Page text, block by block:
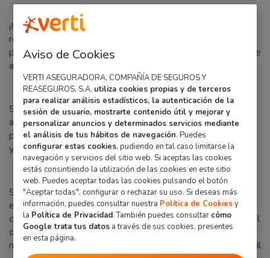
¡Hola! Somos Verti, una compañía joven y dinámica que está
revolucionando el mundo de los seguros gracias a nuestros
principios, 6 pilares básicos que hemos desarrollado en base
a nuestros valores y a nuestro ADN.
1. Mejor precio desde el principio
Siempre pensando en ti, ofrecemos el precio que más se
adapte a tu estilo de vida desde el minuto uno. Para que
pagues exactamente por lo que necesitas, ni más ni menos,
y sin renunciar a las mejores coberturas.
2. Calcular el precio es rápido y sencillo
Solo con tus datos y en menos de 2 minutos puedes saber
el precio de cualquiera de tus seguros. Porque pensamos
que el mundo de los seguros no debe ser ni aburrido ni difícil
de entender. Además, para saber tu precio, te pedimos que
nos facilites obligatoriamente tu DNI y tu dirección de e-mail
Aviso de Cookies
VERTI ASEGURADORA, COMPAÑÍA DE SEGUROS Y
REASEGUROS, S.A. utiliza cookies propias y de terceros
para realizar análisis estadísticos, la autenticación de la
sesión de usuario, mostrarte contenido útil y mejorar y
personalizar anuncios y determinados servicios mediante
el análisis de tus hábitos de navegación. Puedes
configurar estas cookies, pudiendo en tal caso limitarse la
navegación y servicios del sitio web. Si aceptas las cookies
estás consintiendo la utilización de las cookies en este sitio
web. Puedes aceptar todas las cookies pulsando el botón
"Aceptar todas", configurar o rechazar su uso. Si deseas más
información, puedes consultar nuestra Política de Cookiesy
la Política de Privacidad. También puedes consultar cómo
Google trata tus datos a través de sus cookies, presentes
en esta página.